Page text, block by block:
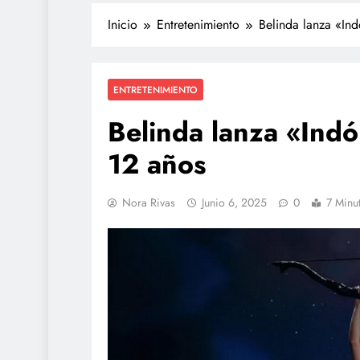
Inicio Entretenimiento Belinda lanza
ENTRETENIMIENTO
Belinda lanza
12 años
Nora Rivas Junio 6, 2025 0 7